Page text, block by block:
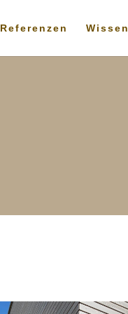
Referenzen Wissen